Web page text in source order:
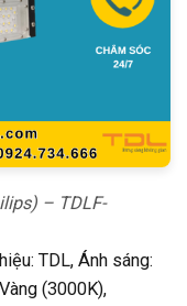
– TDLF-
TDL, Ánh sáng:
(3000K),